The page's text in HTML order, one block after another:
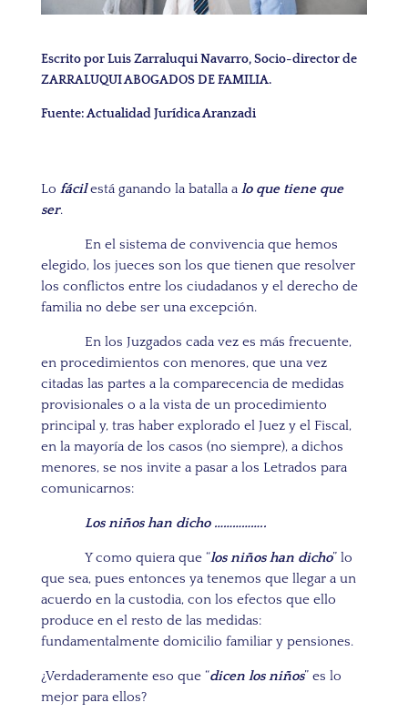
Escrito por Luis Zarraluqui Navarro, Socio-director de
ZARRALUQUI ABOGADOS DE FAMILIA.
Fuente: Actualidad Jurídica Aranzadi
Lo fácil está ganando la batalla a lo que tiene que
ser.
En el sistema de convivencia que hemos
elegido, los jueces son los que tienen que resolver
los conflictos entre los ciudadanos y el derecho de
familia no debe ser una excepción.
En los Juzgados cada vez es más frecuente,
en procedimientos con menores, que una vez
citadas las partes a la comparecencia de medidas
provisionales o a la vista de un procedimiento
principal y, tras haber explorado el Juez y el Fiscal,
en la mayoría de los casos (no siempre), a dichos
menores, se nos invite a pasar a los Letrados para
comunicarnos:
Los niños han dicho ……………..
Y como quiera que “los niños han dicho” lo
que sea, pues entonces ya tenemos que llegar a un
acuerdo en la custodia, con los efectos que ello
produce en el resto de las medidas:
fundamentalmente domicilio familiar y pensiones.
¿Verdaderamente eso que “dicen los niños” es lo
mejor para ellos?